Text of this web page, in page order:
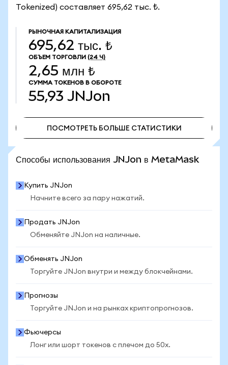
Tokenized) составляет 695,62 тыс. ₺.
РЫНОЧНАЯ КАПИТАЛИЗАЦИЯ
695,62 тыс. ₺
ОБЪЕМ ТОРГОВЛИ (24 Ч)
2,65 млн ₺
СУММА ТОКЕНОВ В ОБОРОТЕ
55,93 JNJon
ПОСМОТРЕТЬ БОЛЬШЕ СТАТИСТИКИ
Способы использования JNJon в MetaMask
Купить JNJon
Начните всего за пару нажатий.
Продать JNJon
Обменяйте JNJon на наличные.
Обменять JNJon
Торгуйте JNJon внутри и между блокчейнами.
Прогнозы
Торгуйте JNJon и на рынках криптопрогнозов.
Фьючерсы
Лонг или шорт токенов с плечом до 50x.